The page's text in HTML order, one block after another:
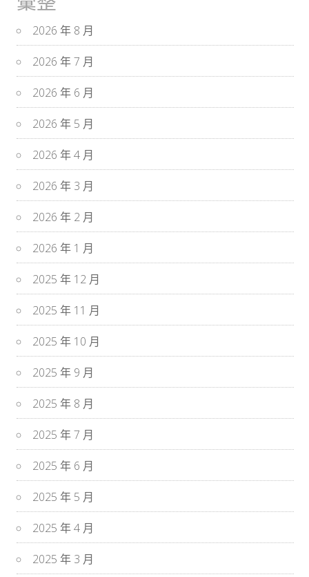
2026 年 8 月
2026 年 7 月
2026 年 6 月
2026 年 5 月
2026 年 4 月
2026 年 3 月
2026 年 2 月
2026 年 1 月
2025 年 12 月
2025 年 11 月
2025 年 10 月
2025 年 9 月
2025 年 8 月
2025 年 7 月
2025 年 6 月
2025 年 5 月
2025 年 4 月
2025 年 3 月